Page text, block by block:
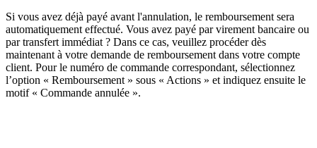
Si vous avez déjà payé avant l'annulation, le remboursement sera
automatiquement effectué. Vous avez payé par virement bancaire ou
par transfert immédiat ? Dans ce cas, veuillez procéder dès
maintenant à votre demande de remboursement dans votre compte
client. Pour le numéro de commande correspondant, sélectionnez
l’option « Remboursement » sous « Actions » et indiquez ensuite le
motif « Commande annulée ».